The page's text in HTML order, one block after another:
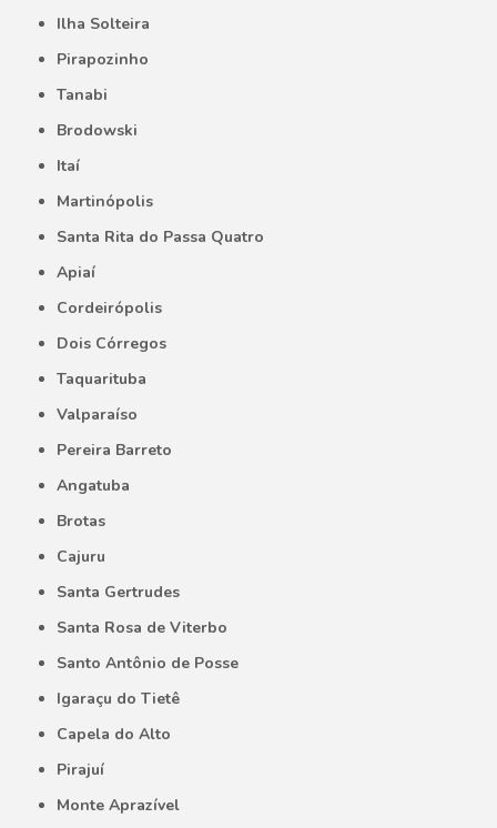
Ilha Solteira
Pirapozinho
Tanabi
Brodowski
Itaí
Martinópolis
Santa Rita do Passa Quatro
Apiaí
Cordeirópolis
Dois Córregos
Taquarituba
Valparaíso
Pereira Barreto
Angatuba
Brotas
Cajuru
Santa Gertrudes
Santa Rosa de Viterbo
Santo Antônio de Posse
Igaraçu do Tietê
Capela do Alto
Pirajuí
Monte Aprazível